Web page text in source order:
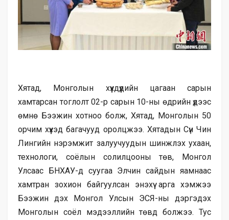
Хятад, Монголын хүүхдүүдийн цагаан сарын
хамтарсан тоглолт 02-р сарын 10-ны өдрийн үдээс
өмнө Бээжин хотноо болж, Хятад, Монголын 50
орчим хүүхэд багачууд оролцжээ. Хятадын Сүн Чин
Лингийн нэрэмжит залуучуудын шинжлэх ухаан,
технологи, соёлын солилцооны төв, Монгол
Улсаас БНХАУ-д суугаа Элчин сайдын яамнаас
хамтран зохион байгуулсан энэхүү арга хэмжээ
Бээжин дэх Монгол Улсын ЭСЯ-ны дэргэдэх
Монголын соёл мэдээллийн төвд болжээ. Тус